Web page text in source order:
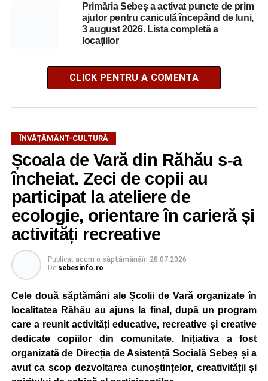
Primăria Sebeș a activat puncte de prim
ajutor pentru caniculă începând de luni,
3 august 2026. Lista completă a
locațiilor
CLICK PENTRU A COMENTA
ÎNVĂȚĂMÂNT-CULTURĂ
Școala de Vară din Răhău s-a
încheiat. Zeci de copii au
participat la ateliere de
ecologie, orientare în carieră și
activități recreative
Publicat acum o săptămânăîn 28.07.2026
De sebesinfo.ro
Cele două săptămâni ale Școlii de Vară organizate în
localitatea Răhău au ajuns la final, după un program
care a reunit activități educative, recreative și creative
dedicate copiilor din comunitate. Inițiativa a fost
organizată de Direcția de Asistență Socială Sebeș și a
avut ca scop dezvoltarea cunoștințelor, creativității și